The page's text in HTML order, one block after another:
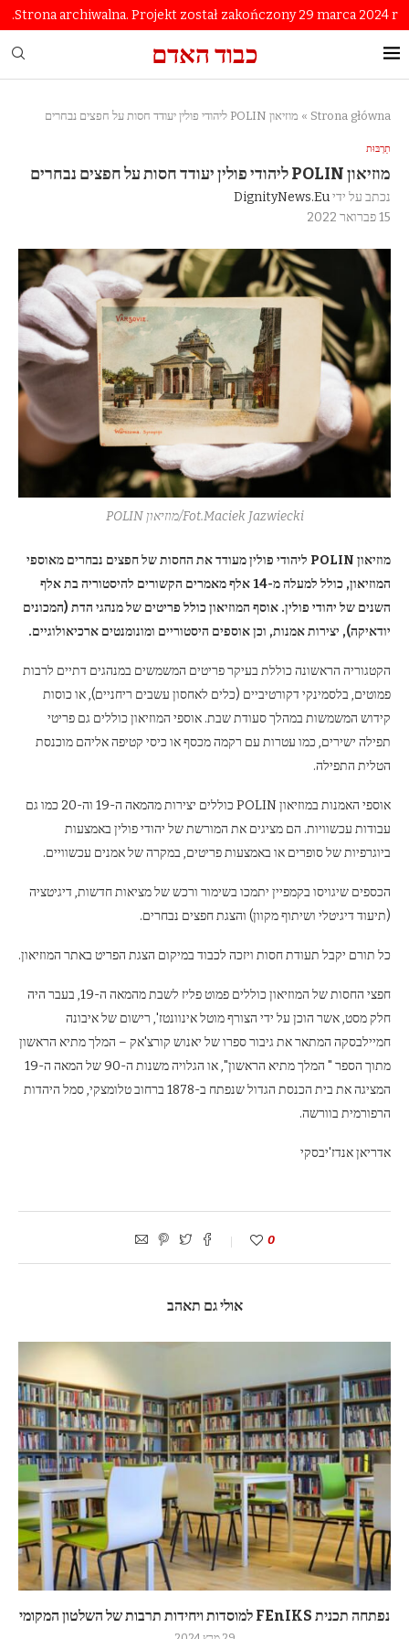
Strona archiwalna. Projekt został zakończony 29 marca 2024 r.
כבוד האדם
Strona główna
» מוזיאון POLIN ליהודי פולין יעודד חסות על חפצים נבחרים
תַרְבּוּת
מוזיאון POLIN ליהודי פולין יעודד חסות על חפצים נבחרים
נכתב על ידיDignityNews.eu
15 פברואר 2022
Fot.Maciek Jazwiecki/מוזיאון POLIN
מוזיאון POLIN ליהודי פולין מעודד את החסות של חפצים נבחרים מאוספי
המוזיאון, כולל למעלה מ-14 אלף מאמרים הקשורים להיסטוריה בת אלף
השנים של יהודי פולין. אוסף המוזיאון כולל פריטים של מנהגי הדת (המכונים
יודאיקה), יצירות אמנות, וכן אוספים היסטוריים ומונומנטים ארכיאולוגיים.
הקטגוריה הראשונה כוללת בעיקר פריטים המשמשים במנהגים דתיים לרבות
פמוטים, בלסמינקי דקורטיביים (כלים לאחסון עשבים ריחניים), או כוסות
קידוש המשמשות במהלך סעודת שבת. אוספי המוזיאון כוללים גם פריטי
תפילה ישירים, כמו עטרות עם רקמה מכסף או כיסי קטיפה אליהם מוכנסת
הטלית התפילה.
אוספי האמנות במוזיאון POLIN כוללים יצירות מהמאה ה-19 וה-20 כמו גם
עבודות עכשוויות. הם מציגים את המורשת של יהודי פולין באמצעות
ביוגרפיות של סופרים או באמצעות פריטים, במקרה של אמנים עכשוויים.
הכספים שיגויסו בקמפיין יתמכו בשימור ורכש של מציאות חדשות, דיגיטציה
(תיעוד דיגיטלי ושיתוף מקוון) והצגת חפצים נבחרים.
כל תורם יקבל תעודת חסות ויזכה לכבוד במיקום הצגת הפריט באתר המוזיאון.
חפצי החסות של המוזיאון כוללים פמוט פליז לשבת מהמאה ה-19, בעבר היה
חלק מסט, אשר הוכן על ידי הצורף מוטל אינוונטז', רישום של איבונה
חמיילבסקה המתאר את גיבור ספרו של יאנוש קורצ'אק – המלך מתיא הראשון
מתוך הספר " המלך מתיא הראשון", או הגלויה משנות ה-90 של המאה ה-19
המציגה את בית הכנסת הגדול שנפתח ב-1878 ברחוב טלומצקי, סמל היהדות
הרפורמית בוורשה.
אדריאן אנדז'יבסקי
0
אולי גם תאהב
נפתחה תכנית FEnIKS למוסדות ויחידות תרבות של השלטון המקומי